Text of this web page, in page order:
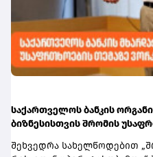
რეგულირების ჩარჩო ფართოდ
საერთაშორისო
შეკვეთა, ონლაინ, მარტივად,
მობილბანკიდანდა
შესაძლებელი.დამატებითი
ეწვიეთ ბმულს.
საქართველოს ბანკის
ბიზნესისთვის შრომის
შეხვედრა სახელწოდებით